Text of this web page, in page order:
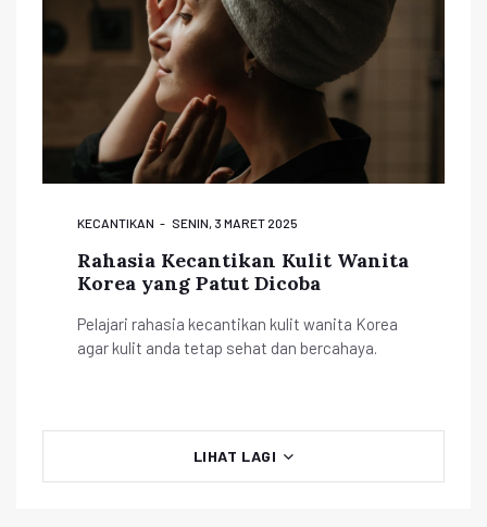
KECANTIKAN SENIN, 3 MARET 2025
Rahasia Kecantikan Kulit Wanita
Korea yang Patut Dicoba
Pelajari rahasia kecantikan kulit wanita Korea
agar kulit anda tetap sehat dan bercahaya.
LIHAT LAGI